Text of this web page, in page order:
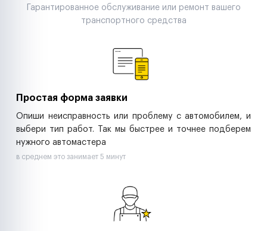
Строительные компании
Аренда спецтехники
Гарантированное обслуживание или ремонт вашего
транспортного средства
Простая форма заявки
Опиши неисправность или проблему с автомобилем, и
выбери тип работ. Так мы быстрее и точнее подберем
нужного автомастера
в среднем это занимает 5 минут